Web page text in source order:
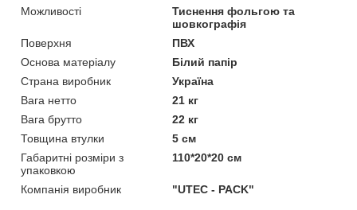
Можливості
Тиснення фольгою та
шовкографія
Поверхня
ПВХ
Основа матеріалу
Білий папір
Страна виробник
Україна
Вага нетто
21 кг
Вага брутто
22 кг
Товщина втулки
5 см
Габаритні розміри з
упаковкою
110*20*20 см
Компанія виробник "UTEC - PACK"